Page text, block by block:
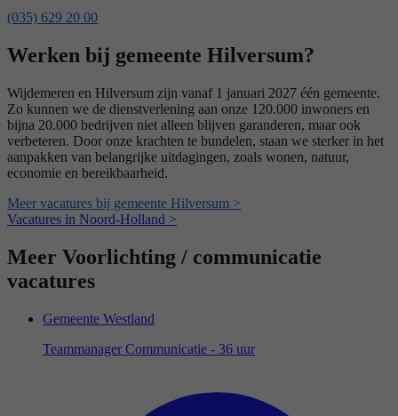
(035) 629 20 00
Werken bij gemeente Hilversum?
Wijdemeren en Hilversum zijn vanaf 1 januari 2027 één gemeente.
Zo kunnen we de dienstverlening aan onze 120.000 inwoners en
bijna 20.000 bedrijven niet alleen blijven garanderen, maar ook
verbeteren. Door onze krachten te bundelen, staan we sterker in het
aanpakken van belangrijke uitdagingen, zoals wonen, natuur,
economie en bereikbaarheid.
Meer vacatures bij gemeente Hilversum >
Vacatures in Noord-Holland >
Meer Voorlichting / communicatie
vacatures
Gemeente Westland
Teammanager Communicatie - 36 uur